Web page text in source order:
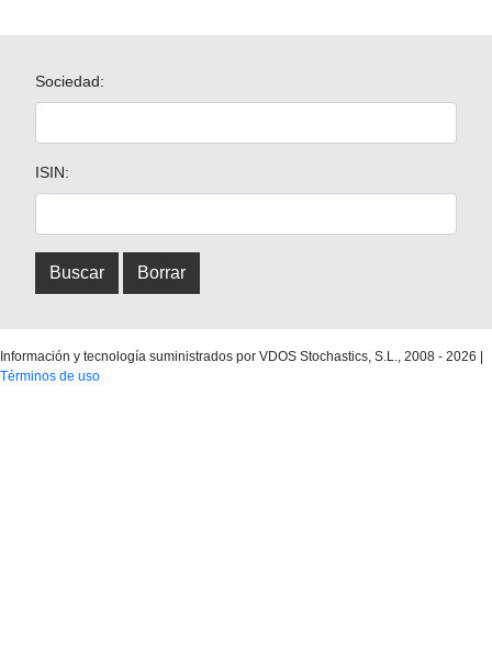
Sociedad:
ISIN:
Información y tecnología suministrados por VDOS Stochastics, S.L., 2008 - 2026
Términos de uso